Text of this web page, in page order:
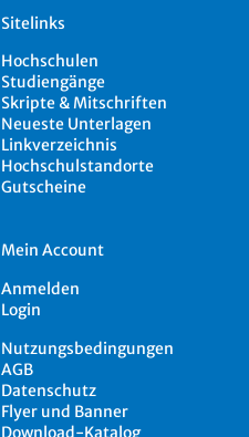
Sitelinks
Hochschulen
Studiengänge
Skripte & Mitschriften
Neueste Unterlagen
Linkverzeichnis
Hochschulstandorte
Gutscheine
Mein Account
Anmelden
Login
Nutzungsbedingungen
AGB
Datenschutz
Flyer und Banner
Download-Katalog